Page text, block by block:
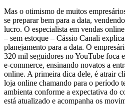
Mas o otimismo de muitos
se preparar bem para a data,
lucro. O especialista em vendas
– sem estoque – Cássio Canali
planejamento para a data. O
320 mil seguidores no YouTube foca
e-commerce, ensinando novatos a
online. A primeira dica dele, é atrair
loja online chamando para o período
ambienta conforme a expectativa do
está atualizado e acompanha os